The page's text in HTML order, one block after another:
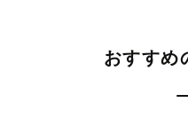
おすすめ